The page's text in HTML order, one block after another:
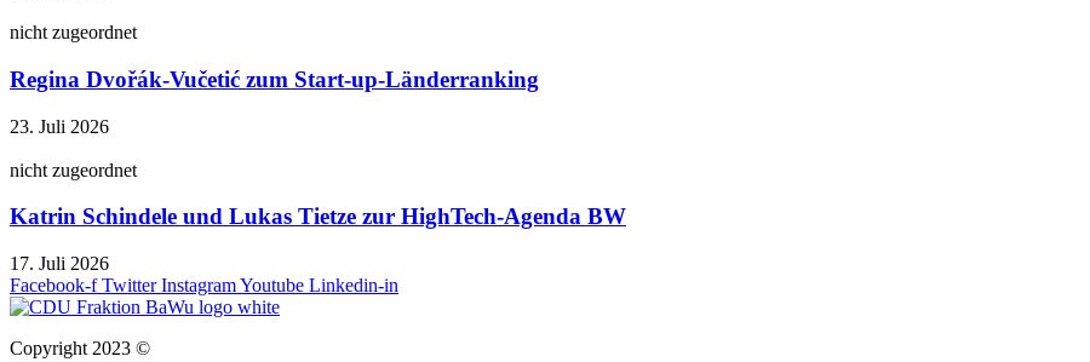
nicht zugeordnet
Regina Dvořák-Vučetić zum Start-up-Länderranking
23. Juli 2026
nicht zugeordnet
Katrin Schindele und Lukas Tietze zur HighTech-Agenda BW
17. Juli 2026
Facebook-f Twitter InstagramYoutube Linkedin-in
Copyright 2023 ©